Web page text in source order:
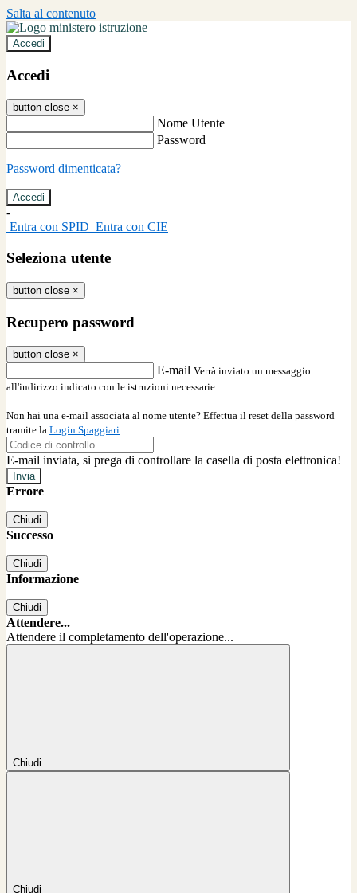
Salta al contenuto
Accedi
Accedi
button close ×
Nome Utente
Password
Password dimenticata?
-
Entra con SPID Entra con CIE
Seleziona utente
button close ×
Recupero password
button close ×
E-mail Verrà inviato un messaggio
all'indirizzo indicato con le istruzioni necessarie.
Non hai una e-mail associata al nome utente? Effettua il reset della password
tramite la Login Spaggiari
E-mail inviata, si prega di controllare la casella di posta elettronica!
Errore
Chiudi
Successo
Chiudi
Informazione
Chiudi
Attendere...
Attendere il completamento dell'operazione...
Chiudi
Chiudi